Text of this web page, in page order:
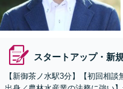
スタートアップ・新
【新御茶ノ水駅3分】【初回相